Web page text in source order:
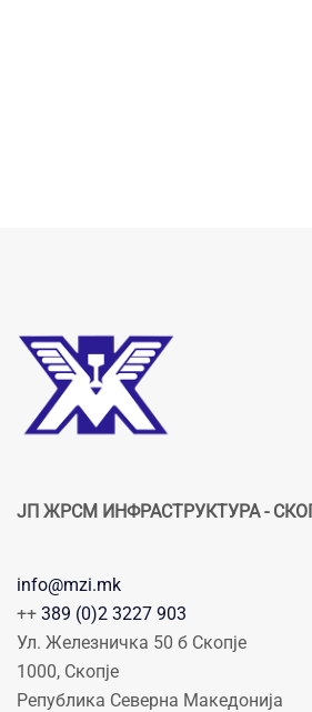
ЈП ЖРСМ ИНФРАСТРУКТУРА -
info@mzi.mk
++ 389 (0)2 3227 903
Ул. Железничка 50 б Скопје
1000, Скопје
Република Северна Македонија